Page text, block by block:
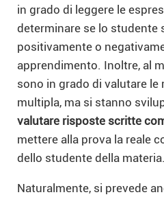
in grado di leggere le
determinare se lo studente
positivamente o
apprendimento. Inoltre, al
sono in grado di valutare
multipla, ma si stanno
valutare risposte scritte
mettere alla prova la reale
dello studente della materia.
Naturalmente, si prevede